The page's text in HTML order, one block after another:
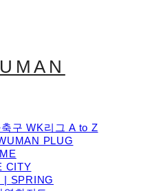
구 WK리그 A to Z
PLUG
CITY
| SPRING